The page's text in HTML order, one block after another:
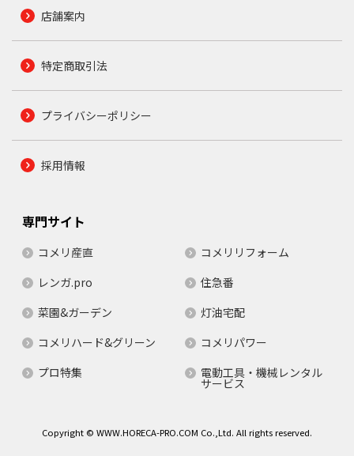
店舗案内
特定商取引法
プライバシーポリシー
採用情報
専門サイト
コメリ産直
コメリリフォーム
レンガ.pro
住急番
菜園&ガーデン
灯油宅配
コメリハード&グリーン
コメリパワー
プロ特集
電動工具・機械レンタル
サービス
Copyright © WWW.HORECA-PRO.COM Co.,Ltd. All rights reserved.